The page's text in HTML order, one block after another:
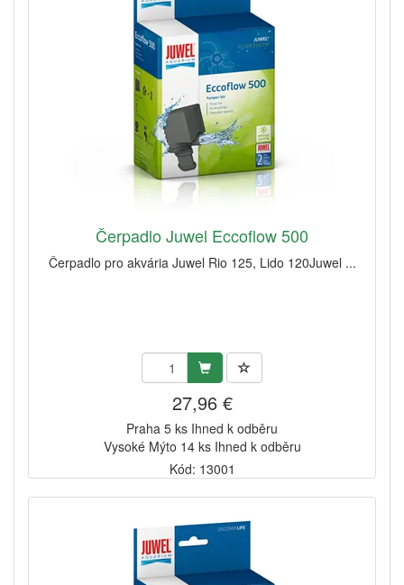
Čerpadlo Juwel Eccoflow 500
Čerpadlo pro akvária Juwel Rio 125, Lido 120Juwel ...
27,96 €
Praha 5 ks Ihned k odběru
Vysoké Mýto 14 ks Ihned k odběru
Kód: 13001